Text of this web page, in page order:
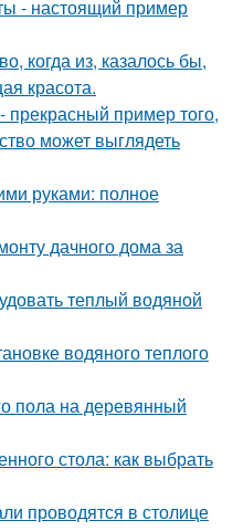
- настоящий пример
когда из, казалось бы,
красота.
прекрасный пример того,
может выглядеть
руками: полное
дачного дома за
теплый водяной
водяного теплого
пола на деревянный
стола: как выбрать
проводятся в столице